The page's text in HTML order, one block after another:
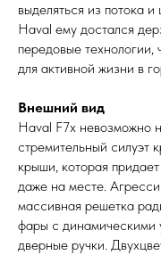
выделяться из потока
Haval ему достался
передовые
для активной жизни в
Внешний вид
Haval F7x невозможно
стремительный силуэт
крыши, которая
даже на месте.
массивная решетка
фары с динамическими
дверные ручки.